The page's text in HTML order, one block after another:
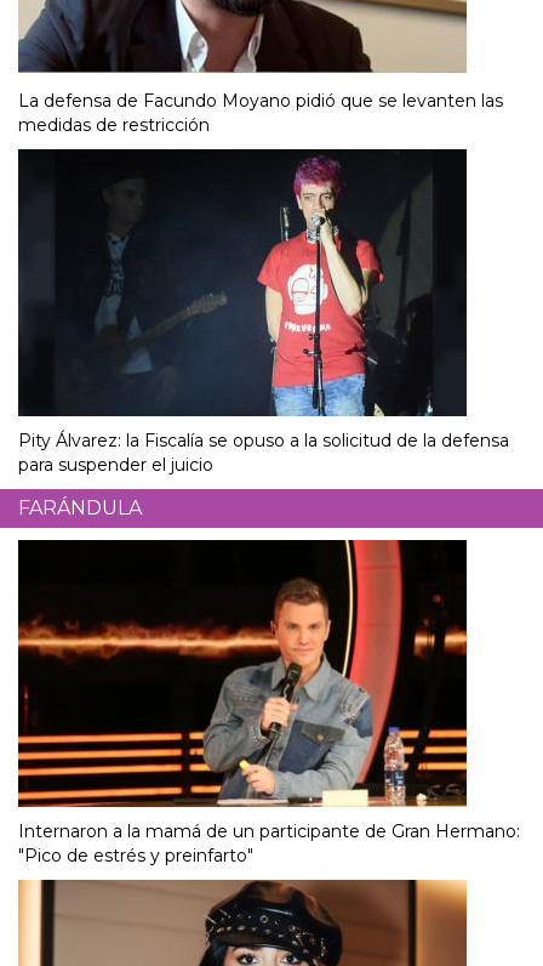
La defensa de Facundo Moyano pidió que se levanten las
medidas de restricción
Pity Álvarez: la Fiscalía se opuso a la solicitud de la defensa
para suspender el juicio
FARÁNDULA
Internaron a la mamá de un participante de Gran Hermano:
"Pico de estrés y preinfarto"